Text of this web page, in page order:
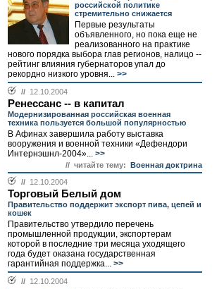
российской политике
стремительно снижается
Первые результаты
объявленного, но пока еще не
реализованного на практике
нового порядка выбора глав регионов, налицо --
рейтинг влияния губернаторов упал до
рекордно низкого уровня... >>
// 12.10.2004
Ренессанс -- в капитал
Модернизированная российская военная
техника пользуется большой популярностью
В Афинах завершила работу выставка
вооружения и военной техники «Дефендори
Интернэшнл-2004»... >>
// читайте тему: Военная доктрина
// 12.10.2004
Торговый Белый дом
Правительство поддержит экспорт пива, цепей и
кошек
Правительство утвердило перечень
промышленной продукции, экспортерам
которой в последние три месяца уходящего
года будет оказана государственная
гарантийная поддержка... >>
// 12.10.2004